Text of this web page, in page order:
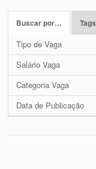
Buscar por… Tags
Tipo de Vaga
Salário Vaga
Categoria Vaga
Data de Publicação